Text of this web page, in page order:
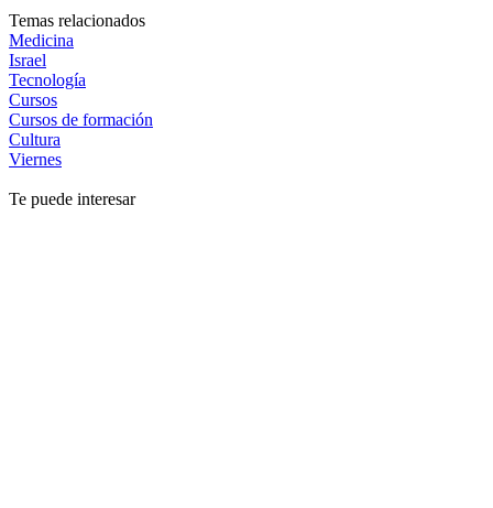
Temas relacionados
Medicina
Israel
Tecnología
Cursos
Cursos de formación
Cultura
Viernes
Te puede interesar